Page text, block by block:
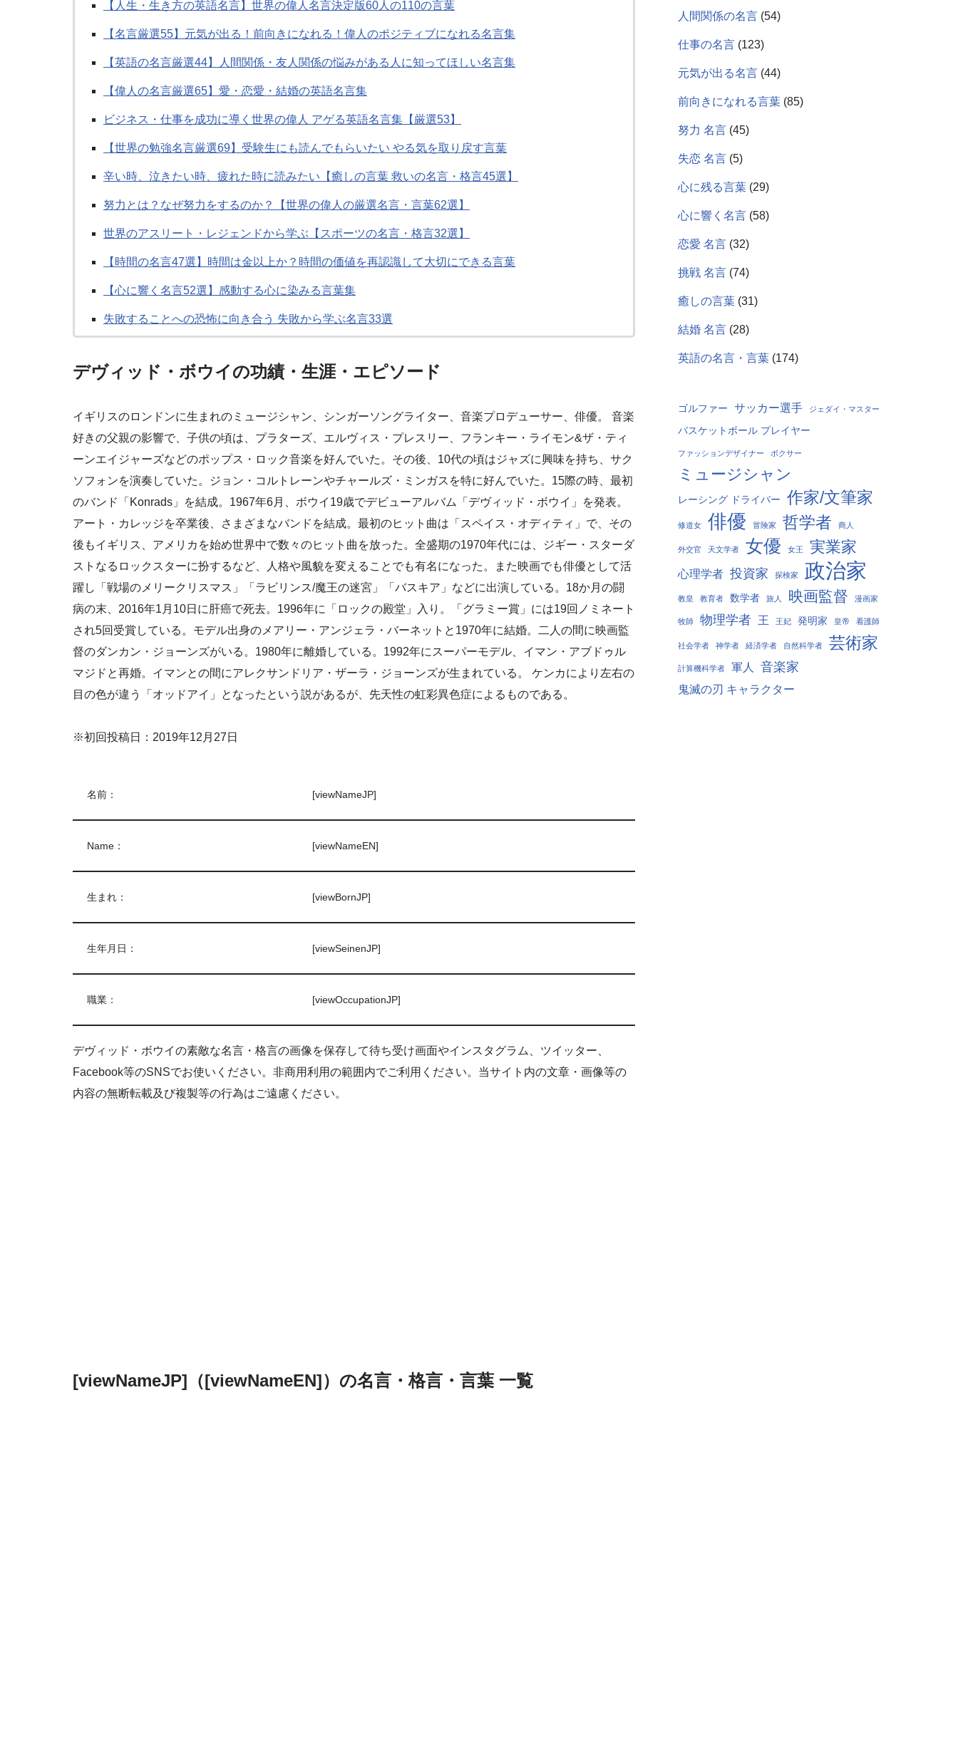
【人生・生き方の英語名言】世界の偉人名言決定版60人の110の言葉
【名言厳選55】元気が出る！前向きになれる！偉人のポジティブになれる名言集
【英語の名言厳選44】人間関係・友人関係の悩みがある人に知ってほしい名言集
【偉人の名言厳選65】愛・恋愛・結婚の英語名言集
ビジネス・仕事を成功に導く世界の偉人 アゲる英語名言集【厳選53】
【世界の勉強名言厳選69】受験生にも読んでもらいたい やる気を取り戻す言葉
辛い時、泣きたい時、疲れた時に読みたい【癒しの言葉 救いの名言・格言45選】
努力とは？なぜ努力をするのか？【世界の偉人の厳選名言・言葉62選】
世界のアスリート・レジェンドから学ぶ【スポーツの名言・格言32選】
【時間の名言47選】時間は金以上か？時間の価値を再認識して大切にできる言葉
【心に響く名言52選】感動する心に染みる言葉集
失敗することへの恐怖に向き合う 失敗から学ぶ名言33選
デヴィッド・ボウイの功績・生涯・エピソード
イギリスのロンドンに生まれのミュージシャン、シンガーソングライター、音楽プロデューサー、俳優。 音楽
好きの父親の影響で、子供の頃は、プラターズ、エルヴィス・プレスリー、フランキー・ライモン&ザ・ティ
ーンエイジャーズなどのポップス・ロック音楽を好んでいた。その後、10代の頃はジャズに興味を持ち、サク
ソフォンを演奏していた。ジョン・コルトレーンやチャールズ・ミンガスを特に好んでいた。15際の時、最初
のバンド「Konrads」を結成。1967年6月、ボウイ19歳でデビューアルバム「デヴィッド・ボウイ」を発表。
アート・カレッジを卒業後、さまざまなバンドを結成。最初のヒット曲は「スペイス・オディティ」で、その
後もイギリス、アメリカを始め世界中で数々のヒット曲を放った。全盛期の1970年代には、ジギー・スターダ
ストなるロックスターに扮するなど、人格や風貌を変えることでも有名になった。また映画でも俳優として活
躍し「戦場のメリークリスマス」「ラビリンス/魔王の迷宮」「バスキア」などに出演している。18か月の闘
病の末、2016年1月10日に肝癌で死去。1996年に「ロックの殿堂」入り。「グラミー賞」には19回ノミネート
され5回受賞している。モデル出身のメアリー・アンジェラ・バーネットと1970年に結婚。二人の間に映画監
督のダンカン・ジョーンズがいる。1980年に離婚している。1992年にスーパーモデル、イマン・アブドゥル
マジドと再婚。イマンとの間にアレクサンドリア・ザーラ・ジョーンズが生まれている。 ケンカにより左右の
目の色が違う「オッドアイ」となったという説があるが、先天性の虹彩異色症によるものである。
※初回投稿日：2019年12月27日
名前： [viewNameJP]
Name： [viewNameEN]
生まれ： [viewBornJP]
生年月日： [viewSeinenJP]
職業： [viewOccupationJP]
デヴィッド・ボウイの素敵な名言・格言の画像を保存して待ち受け画面やインスタグラム、ツイッター、
Facebook等のSNSでお使いください。非商用利用の範囲内でご利用ください。当サイト内の文章・画像等の
内容の無断転載及び複製等の行為はご遠慮ください。
[viewNameJP]（[viewNameEN]）の名言・格言・言葉 一覧
人間関係の名言 (54)
仕事の名言 (123)
元気が出る名言 (44)
前向きになれる言葉 (85)
努力 名言 (45)
失恋 名言 (5)
心に残る言葉 (29)
心に響く名言 (58)
恋愛 名言 (32)
挑戦 名言 (74)
癒しの言葉 (31)
結婚 名言 (28)
英語の名言・言葉 (174)
ゴルファー サッカー選手 ジェダイ・マスター
バスケットボール プレイヤー
ファッションデザイナー ボクサー
ミュージシャン
レーシング ドライバー 作家/文筆家
修道女 俳優 冒険家 哲学者 商人
外交官 天文学者 女優 女王 実業家
心理学者 投資家 探検家 政治家
教皇 教育者 数学者 旅人 映画監督 漫画家
牧師 物理学者 王 王妃 発明家 皇帝 看護師
社会学者 神学者 経済学者 自然科学者 芸術家
計算機科学者 軍人 音楽家
鬼滅の刃 キャラクター